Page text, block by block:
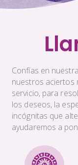
Confías en
nuestros aciertos
servicio, para
los deseos, la
incógnitas que
ayudaremos a